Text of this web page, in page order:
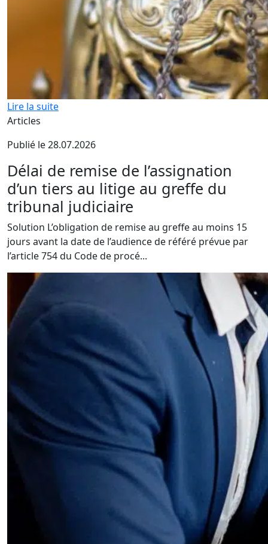
Lire la suite
Articles
Publié le 28.07.2026
Délai de remise de l’assignation
d’un tiers au litige au greffe du
tribunal judiciaire
Solution L’obligation de remise au greffe au moins 15
jours avant la date de l’audience de référé prévue par
l’article 754 du Code de procé...